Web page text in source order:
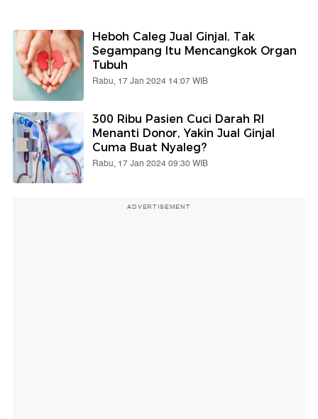
Heboh Caleg Jual Ginjal, Tak
Segampang Itu Mencangkok Organ
Tubuh
Rabu, 17 Jan 2024 14:07 WIB
300 Ribu Pasien Cuci Darah RI
Menanti Donor, Yakin Jual Ginjal
Cuma Buat Nyaleg?
Rabu, 17 Jan 2024 09:30 WIB
ADVERTISEMENT